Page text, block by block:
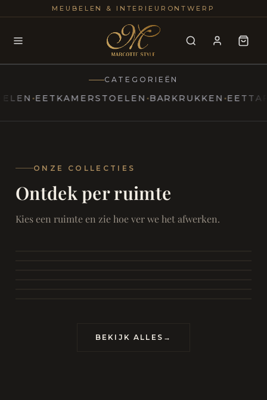
MEUBELEN & INTERIEURONTWERP
Modern
Marcottestyle Living
25+
CATEGORIEËN
EETKAMERSTOELEN BARKRUKKEN EETTAFELS
ONZE COLLECTIES
Ontdek per ruimte
Kies een ruimte en zie hoe ver we het afwerken.
SAMEN ONTSPANNEN
Woonkamer
Eetkamer
RUST EN RETRAITE
BEKIJK ALLES →